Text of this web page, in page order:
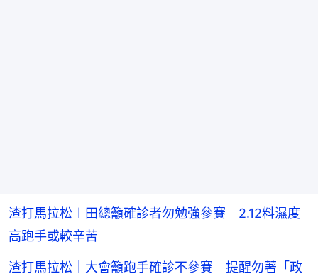
渣打馬拉松︱田總籲確診者勿勉強參賽 2.12料濕度
高跑手或較辛苦
渣打馬拉松｜大會籲跑手確診不參賽 提醒勿著「政